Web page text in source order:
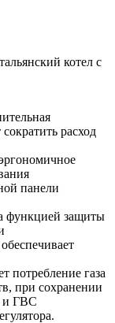
котел с
расход
панели
функцией защиты
потребление газа
при сохранении
и ГВС